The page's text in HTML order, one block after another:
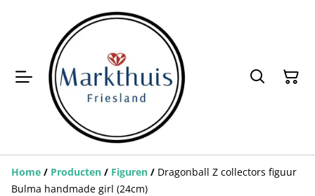
Home / Producten / Figuren / Dragonball Z collectors figuur
Bulma handmade girl (24cm)